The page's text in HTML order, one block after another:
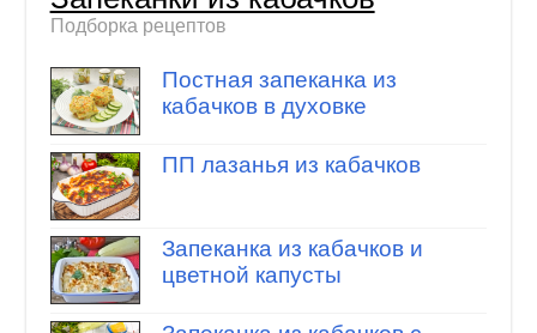
Подборка рецептов
Постная запеканка из
кабачков в духовке
ПП лазанья из кабачков
Запеканка из кабачков и
цветной капусты